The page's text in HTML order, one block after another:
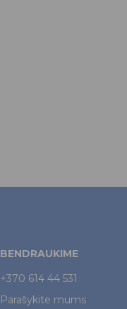
BENDRAUKIME
+370 614 44 531
Parašykite mums